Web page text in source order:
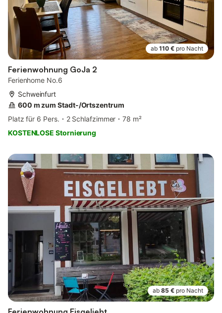
ab 110 € pro Nacht
Ferienwohnung GoJa 2
Ferienhome No.6
Schweinfurt
600 m zum Stadt-/Ortszentrum
Platz für 6 Pers.
2 Schlafzimmer
78 m²
KOSTENLOSE Stornierung
ab 85 € pro Nacht